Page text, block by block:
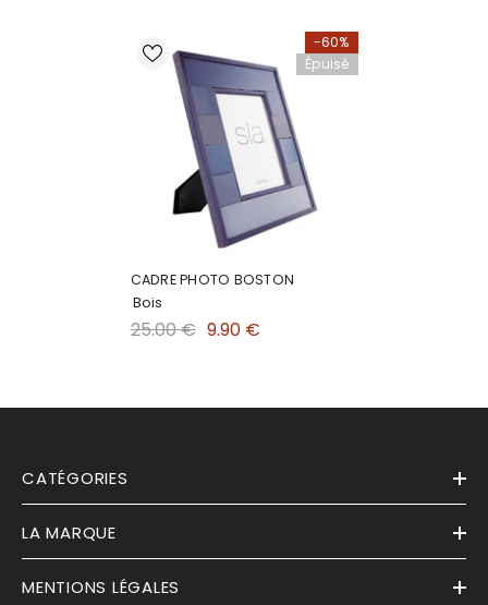
-60%
Épuisé
CADRE PHOTO BOSTON
Bois
25.00 € 9.90 €
CATÉGORIES
LA MARQUE
MENTIONS LÉGALES